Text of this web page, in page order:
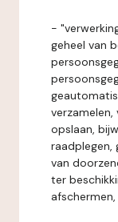
-
geheel van
opslaan,
raadplegen,
van
ter